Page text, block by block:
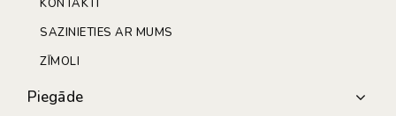
KONTAKTI
SAZINIETIES AR MUMS
ZĪMOLI
Piegāde